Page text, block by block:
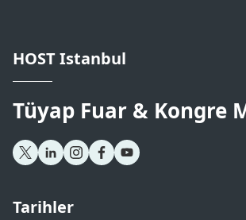
HOST Istanbul
Tüyap Fuar & Kongre
Tarihler